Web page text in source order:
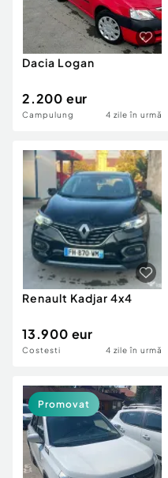
Dacia Logan
2.200 eur
Campulung 4 zile în urmă
Renault Kadjar 4x4
13.900 eur
Costesti 4 zile în urmă
Promovat